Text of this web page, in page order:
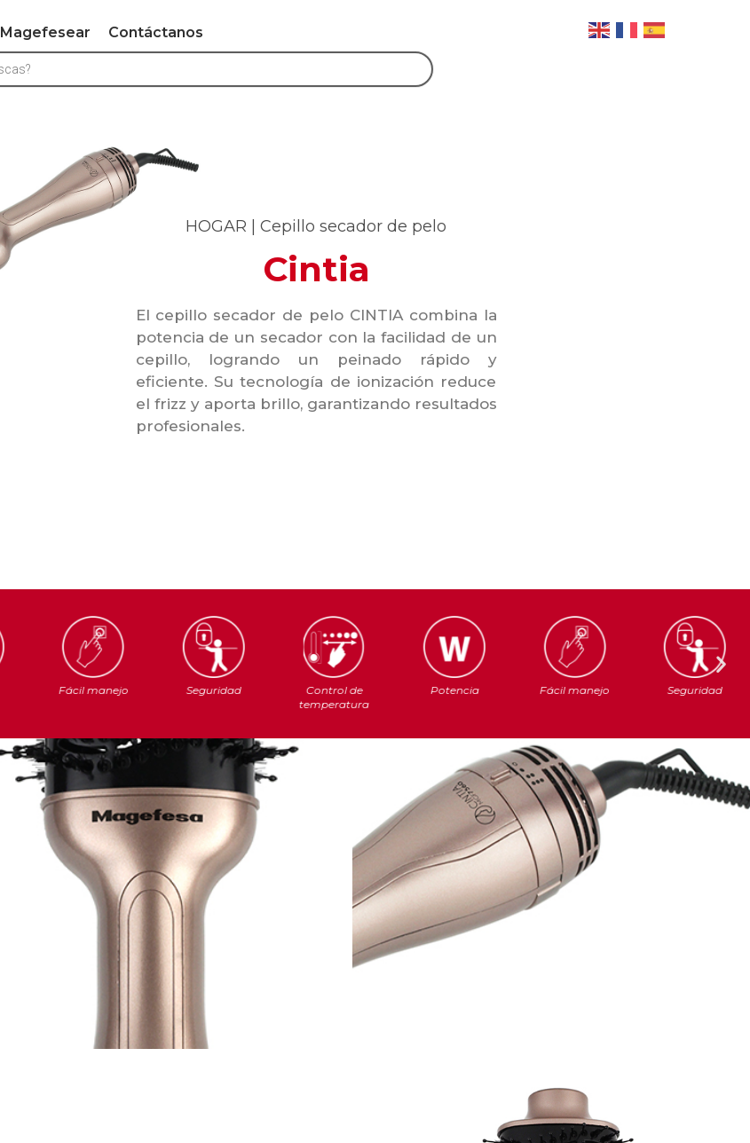
Magefesear Contáctanos
HOGAR | Cepillo secador de pelo
Cintia
El cepillo secador de pelo CINTIA combina la
potencia de un secador con la facilidad de un
cepillo, logrando un peinado rápido y
eficiente. Su tecnología de ionización reduce
el frizz y aporta brillo, garantizando resultados
profesionales.
Fácil manejo Seguridad
Control de
temperatura
Potencia Fácil manejo Seguridad